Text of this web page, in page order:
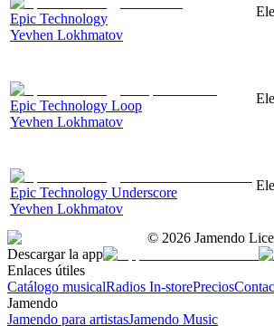
Epic Technology
Yevhen Lokhmatov
Epic Technology Loop
Yevhen Lokhmatov
Epic Technology Underscore
Yevhen Lokhmatov
© 2026 Jamendo
Descargar la app
Enlaces útiles
Catálogo musicalRadios In-storePrecios
Jamendo
Jamendo para artistasJamendo Music